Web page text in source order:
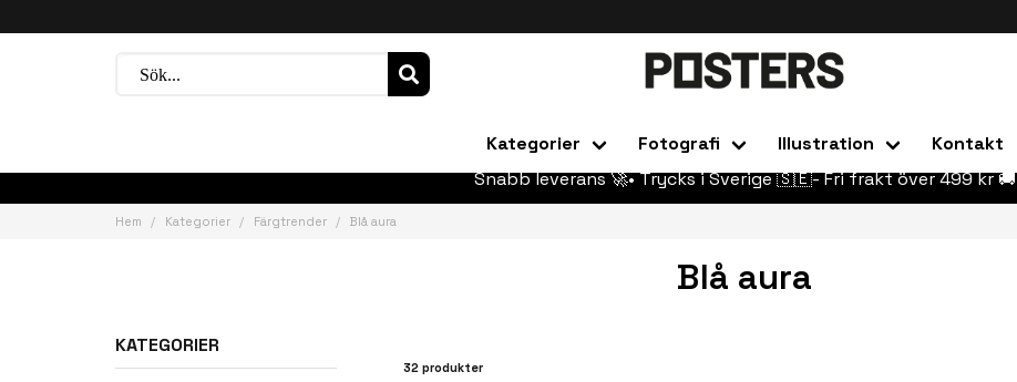
Kategorier Fotografi Illustration
Kontakt
Snabb leverans 🚀• Trycks i Sverige 🇸🇪- Fri frakt över 499 kr 🚚
Hem Kategorier Färgtrender Blå aura
Blå aura
KATEGORIER
32 produkter